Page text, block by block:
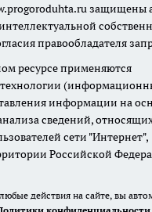
защищены
правообладателя
ресурсе применяются
информации на
сведений,
сети "Интернет",
Российской
действия на сайте, вы